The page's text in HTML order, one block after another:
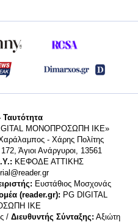
Ταυτότητα
MONΟΠΡΟΣΩΠΗ ΙΚΕ»
- Χάρης Πολίτης
Άγιοι Ανάργυροι, 13561
ΚΕΦΟΔΕ ΑΤΤΙΚΗΣ
Ευστάθιος Μοσχονάς
(reader.gr): PG DIGITAL
ΙΚΕ
/ Διευθυντής Σύνταξης: Αξιώτη